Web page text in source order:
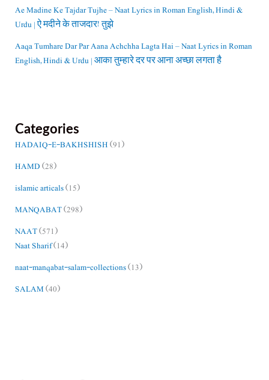
Ae Madine Ke Tajdar Tujhe – Naat Lyrics in Roman English, Hindi &
Urdu | ऐ मदीने के ताजदार! तुझे
Aaqa Tumhare Dar Par Aana Achchha Lagta Hai – Naat Lyrics in Roman
English, Hindi & Urdu | आका तुम्हारे दर पर आना अच्छा लगता है
Categories
HADAIQ-E-BAKHSHISH(91)
HAMD(28)
islamic articals(15)
MANQABAT(298)
NAAT(571)
Naat Sharif(14)
naat-manqabat-salam-collections(13)
SALAM(40)